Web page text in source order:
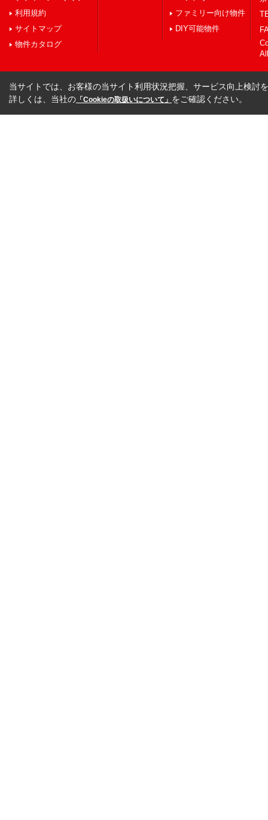
利用規約
サイトマップ
物件カタログ
ファミリー向け物件
DIY可能物件
当サイトでは、お客様の当サイト利用状況把握、サービス向上検討
詳しくは、当社の 「Cookieの取扱いについて」 をご確認ください。